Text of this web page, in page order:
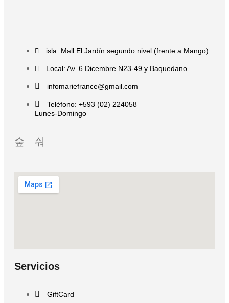
isla: Mall El Jardín segundo nivel (frente a Mango)
Local: Av. 6 Dicembre N23-49 y Baquedano
infomariefrance@gmail.com
Teléfono: +593 (02) 224058
Lunes-Domingo
Servicios
GiftCard